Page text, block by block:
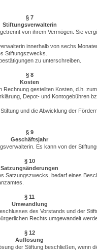
§ 7
Stiftungsverwalterin
von ihrem Vermögen. Sie
innerhalb von sechs
Stiftungszwecks.
zu unterschreiben.
§ 8
Kosten
gestellten Kosten, d.h.
Depot- und Kontogebühren
und die Abwicklung der
§ 9
Geschäftsjahr
Es kann von der
§ 10
Satzungsänderungen
Satzungszwecks, bedarf eines
§ 11
Umwandlung
des Vorstands und der
Rechts umgewandelt
§ 12
Auflösung
der Stiftung beschließen, wenn